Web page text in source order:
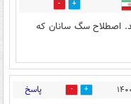
0
اصطلاح سگ سانان که
0 پاسخ